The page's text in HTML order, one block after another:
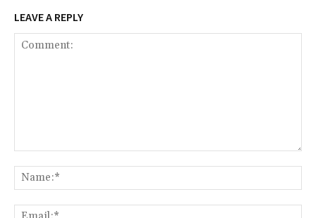
LEAVE A REPLY